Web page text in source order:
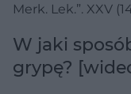
Merk. Lek.”. XXV
W jaki
grypę?